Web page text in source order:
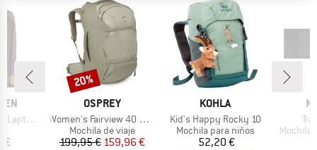
18
€
MARCA
OSPREY
Artículo
Women's Fairview 40 DannerxOsprey
Product group
Mochila de viaje
Precio
199,95 €Precio reducido
159,96 €
Descuento
20%
MARCA
KOHLA
Artículo
Kid's Happy Rocky 10
Product group
Mochila para niños
Precio
52,20 €
Product
Mochila